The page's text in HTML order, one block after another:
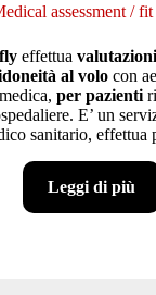
assessment /
effettua
al volo con
per pazienti
E’ un
sanitario,
Leggi di più